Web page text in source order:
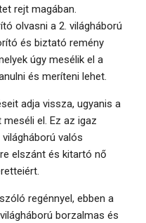
rejt magában.
olvasni a 2. világháború
és biztató remény
úgy mesélik el a
és meríteni lehet.
adja vissza, ugyanis a
el. Ez az igaz
valós
elszánt és kitartó nő
regénnyel, ebben a
borzalmas és